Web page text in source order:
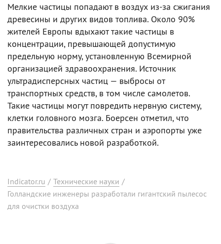
Мелкие частицы попадают в воздух из-за сжигания
древесины и других видов топлива. Около 90%
жителей Европы вдыхают такие частицы в
концентрации, превышающей допустимую
предельную норму, установленную Всемирной
организацией здравоохранения. Источник
ультрадисперсных частиц — выбросы от
транспортных средств, в том числе самолетов.
Такие частицы могут повредить нервную систему,
клетки головного мозга. Боерсен отметил, что
правительства различных стран и аэропорты уже
заинтересовались новой разработкой.
Indicator.ru / Технические науки /
Голландские инженеры разработали гигантский пылесос
для очистки воздуха